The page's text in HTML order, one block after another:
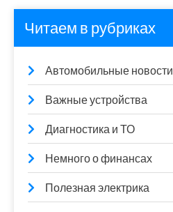
Читаем в рубриках
Автомобильные новости
Важные устройства
Диагностика и ТО
Немного о финансах
Полезная электрика